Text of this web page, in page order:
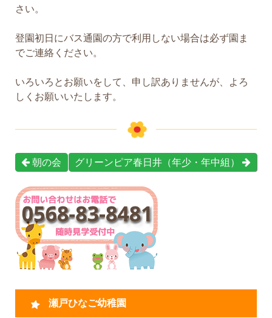
さい。
登園初日にバス通園の方で利用しない場合は必ず園ま
でご連絡ください。
いろいろとお願いをして、申し訳ありませんが、よろ
しくお願いいたします。
朝の会 グリーンピア春日井（年少・年中組）
瀬戸ひなご幼稚園